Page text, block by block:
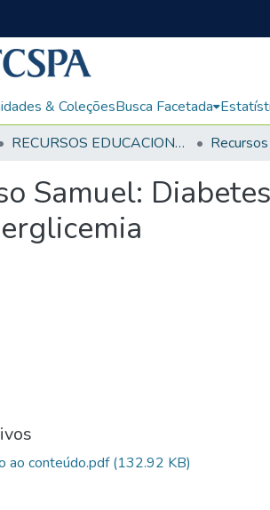
& ColeçõesBusca Facetada
RECURSOS EDUCACIONAIS
Samuel:
ao conteúdo.pdf(132.92 KB)